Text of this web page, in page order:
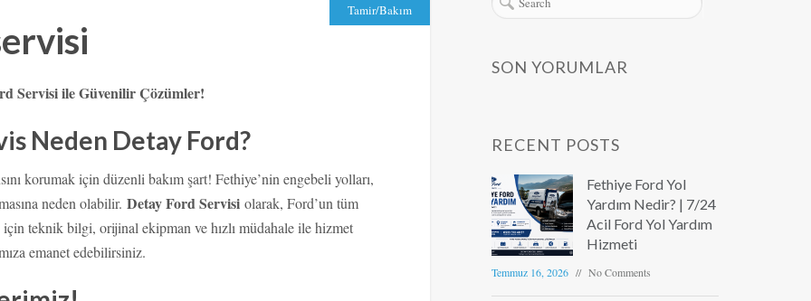
Tamir/Bakım
Servisi ile Güvenilir Çözümler!
Neden Detay Ford?
korumak için düzenli bakım şart! Fethiye’nin engebeli yolları,
neden olabilir. Detay Ford Servisi olarak, Ford’un tüm
teknik bilgi, orijinal ekipman ve hızlı müdahale ile hizmet
emanet edebilirsiniz.
SON YORUMLAR
RECENT POSTS
Fethiye Ford Yol
Yardım Nedir? | 7/24
Acil Ford Yol Yardım
Hizmeti
Temmuz 16, 2026 No Comments